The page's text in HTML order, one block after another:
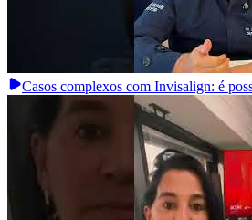
Casos complexos com Invisalign: é